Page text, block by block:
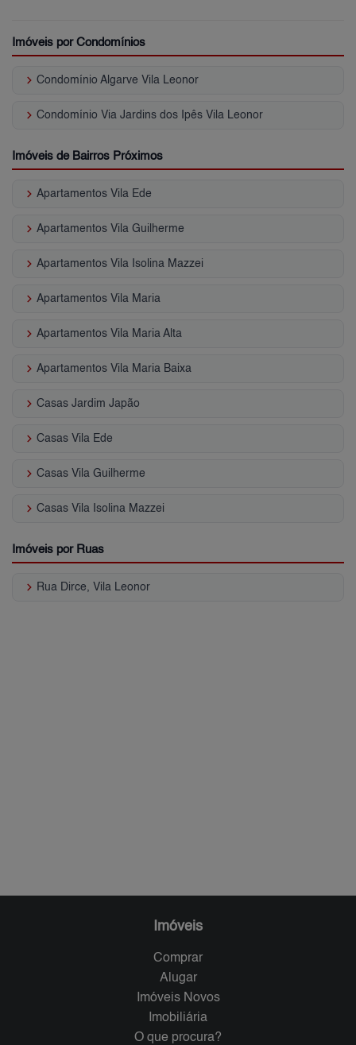
Imóveis por Condomínios
keyboard_arrow_right Condomínio Algarve Vila Leonor
keyboard_arrow_right Condomínio Via Jardins dos Ipês Vila Leonor
Imóveis de Bairros Próximos
keyboard_arrow_right Apartamentos Vila Ede
keyboard_arrow_right Apartamentos Vila Guilherme
keyboard_arrow_right Apartamentos Vila Isolina Mazzei
keyboard_arrow_right Apartamentos Vila Maria
keyboard_arrow_right Apartamentos Vila Maria Alta
keyboard_arrow_right Apartamentos Vila Maria Baixa
keyboard_arrow_right Casas Jardim Japão
keyboard_arrow_right Casas Vila Ede
keyboard_arrow_right Casas Vila Guilherme
keyboard_arrow_right Casas Vila Isolina Mazzei
Imóveis por Ruas
keyboard_arrow_right Rua Dirce, Vila Leonor
Imóveis
Comprar
Alugar
Imóveis Novos
Imobiliária
O que procura?